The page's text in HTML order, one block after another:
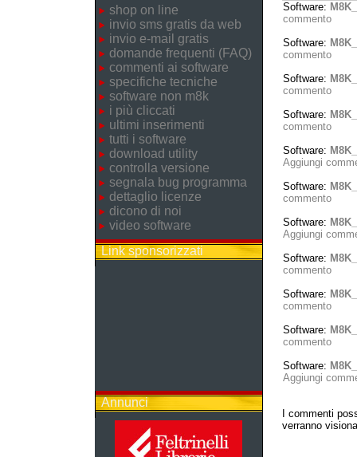
shop on line
invio sms gratis da web
invio e-mail gratis
domande frequenti (FAQ)
commenti ai software
specifiche tecniche
software non m8k
i più cliccati
ultimi inserimenti
tutti i software
download utility
controlla versione
segnala bug programma
dettaglio licenze
dicono di noi
video software
Link sponsorizzati
Annunci
Software:
commento
Software:
commento
Software:
commento
Software:
commento
Software:
Aggiungi
Software:
commento
Software:
Aggiungi
Software:
commento
Software:
commento
Software:
commento
Software:
Aggiungi
I commenti
verranno